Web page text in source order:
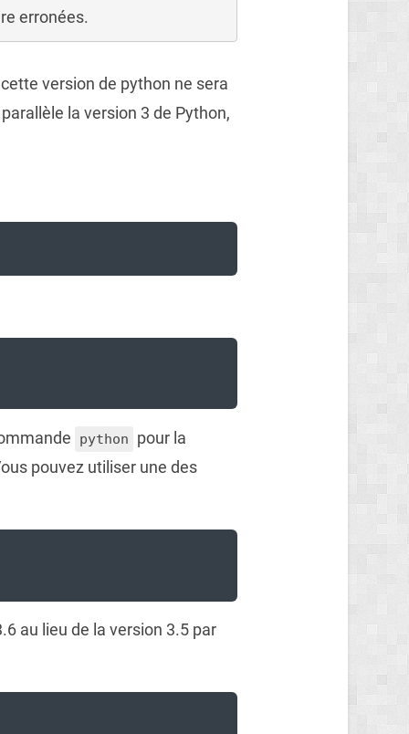
erronées.
version de python ne sera
la version 3 de Python,
python
pour la
pouvez utiliser une des
au lieu de la version 3.5 par